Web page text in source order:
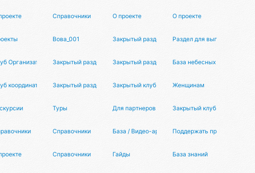
Справочники О проекте О проекте
Вова_001 Закрытый раздел Раздел для выпускников
Организаторов Закрытый раздел Закрытый раздел База небесных тел
координаторов Закрытый раздел Закрытый клуб Женщинам
Туры Для партнеров Закрытый клуб МД
Справочники База / Видео-архив Поддержать проект
Справочники Гайды База знаний